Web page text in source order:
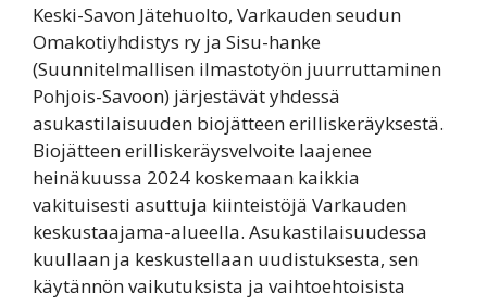
Keski-Savon Jätehuolto, Varkauden seudun
Omakotiyhdistys ry ja Sisu-hanke
(Suunnitelmallisen ilmastotyön juurruttaminen
Pohjois-Savoon) järjestävät yhdessä
asukastilaisuuden biojätteen erilliskeräyksestä.
Biojätteen erilliskeräysvelvoite laajenee
heinäkuussa 2024 koskemaan kaikkia
vakituisesti asuttuja kiinteistöjä Varkauden
keskustaajama-alueella. Asukastilaisuudessa
kuullaan ja keskustellaan uudistuksesta, sen
käytännön vaikutuksista ja vaihtoehtoisista